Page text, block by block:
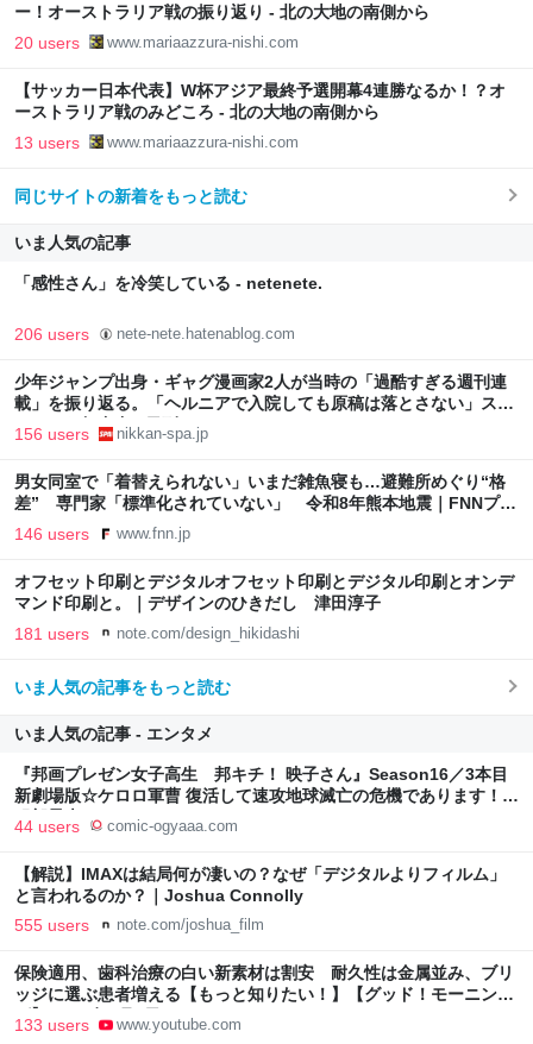
ー！オーストラリア戦の振り返り - 北の大地の南側から
20 users www.mariaazzura-nishi.com
【サッカー日本代表】W杯アジア最終予選開幕4連勝なるか！？オ
ーストラリア戦のみどころ - 北の大地の南側から
13 users www.mariaazzura-nishi.com
同じサイトの新着をもっと読む
いま人気の記事
「感性さん」を冷笑している - netenete.
206 users nete-nete.hatenablog.com
少年ジャンプ出身・ギャグ漫画家2人が当時の「過酷すぎる週刊連
載」を振り返る。「ヘルニアで入院しても原稿は落とさない」スト
イックな舞台裏 | 日刊SPA!
156 users nikkan-spa.jp
男女同室で「着替えられない」いまだ雑魚寝も…避難所めぐり“格
差” 専門家「標準化されていない」 令和8年熊本地震｜FNNプラ
イムオンライン
146 users www.fnn.jp
オフセット印刷とデジタルオフセット印刷とデジタル印刷とオンデ
マンド印刷と。｜デザインのひきだし 津田淳子
181 users note.com/design_hikidashi
いま人気の記事をもっと読む
いま人気の記事 - エンタメ
『邦画プレゼン女子高生 邦キチ！ 映子さん』Season16／3本目
新劇場版☆ケロロ軍曹 復活して速攻地球滅亡の危機であります！ -
服部昇大 | COMIC OGYAAA!!
44 users comic-ogyaaa.com
【解説】IMAXは結局何が凄いの？なぜ「デジタルよりフィルム」
と言われるのか？｜Joshua Connolly
555 users note.com/joshua_film
保険適用、歯科治療の白い新素材は割安 耐久性は金属並み、ブリ
ッジに選ぶ患者増える【もっと知りたい！】【グッド！モーニン
グ】(2026年8月3日)
133 users www.youtube.com